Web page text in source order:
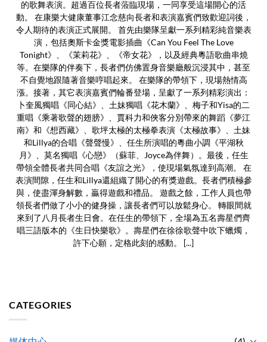
CATEGORIES
的歌舞表演。超過百位長者蒞臨現場，一同享受這場開心的活
動。 在康樂大健康董事江念慈向長者和表演嘉賓們致歡迎詞後，
令人期待的表演正式展開。 首先由樂隊呈獻一系列精彩純音樂表
演，包括奧斯卡金獎電影插曲《Can You Feel The Love
Tonight》、《茉莉花》、《帝女花》，以及經典粵語歌曲串燒
等。在樂隊的伴奏下，長者們仿佛置身音樂廳般沉浸其中，甚至
不自覺地跟隨著音樂哼唱起來。 在樂隊的帶領下，現場熱情高
漲。接著，其它表演嘉賓們輪番登場，呈獻了一系列精彩演出：
卜奎風獨唱《同心結》、土妹獨唱《花木蘭》、梅子和Yisa的二
重唱《乘著歌聲的翅膀》、賈科力和俠客分別帶來的舞蹈《夢江
南》和《想西藏》、歌坪太極的太極拳表演《太極故事》、土妹
和Lillya的合唱《聲聲慢》、任生所演唱的粵曲小調《平湖秋
月》、莫名獨唱《心戀》（蘇菲、Joyce為伴舞）。最後，任生
帶領全體長者共同合唱《友誼之光》，使現場氣氛達到高潮。 在
表演間隙，任生和Lillya還組織了開心的有獎遊戲。長者們積極參
與，使盡渾身解數，贏得遊戲和禮品。 遊戲之餘，工作人員也帶
領長者們做了小小的健身操，讓長者們可以放鬆身心。 轉眼間就
來到了八月長者生日會。在任生的帶領下，全場為五名壽星們齊
唱三語版本的《生日快樂歌》。壽星們在徐徐歌聲中吹下蠟燭，
許下心願，定格此刻的感動。 [...]